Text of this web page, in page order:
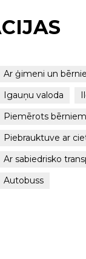
Ar ģimeni un
Igauņu valoda
Piemērots bērniem
Piebrauktuve ar
Ar sabiedrisko
Autobuss